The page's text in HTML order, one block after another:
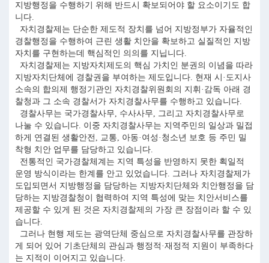
지방행정을 수행하기 위해 반드시 확보되어야 할 요소이기도 합
니다.
자치경찰제는 단순한 제도적 장치를 넘어 지방정부가 자율적인
경찰행정을 수행하여 근린 생활 치안을 확보하고 실질적인 지방
자치를 구현하는데 핵심적인 의의를 지닙니다.
자치경찰제는 지방자치제도의 핵심 가치인 분권의 이념을 따라
지방자치단체에 경찰권을 부여하는 제도입니다. 현재 시·도지사
소속의 합의제 행정기관인 자치경찰위원회의 지휘·감독 아래 경
찰청과 그 소속 경찰서가 자치경찰사무를 수행하고 있습니다.
경찰사무는 국가경찰사무, 수사사무, 그리고 자치경찰사무로
나눌 수 있습니다. 이중 자치경찰사무는 지역주민의 일상과 밀접
하게 연결된 생활안전, 교통, 아동·여성·청소년 보호 등 주민 밀
착형 치안 업무를 담당하고 있습니다.
전통적인 국가경찰체계는 지역 특성을 반영하지 못한 획일적
운영 방식이라는 한계를 안고 있었습니다. 그러나 자치경찰제가
도입되면서 지방행정을 담당하는 지방자치단체와 치안행정을 담
당하는 지방경찰청이 협력하여 지역 특성에 맞는 치안서비스를
제공할 수 있게 된 것은 자치경찰제의 가장 큰 장점이라 할 수 있
습니다.
그러나 현행 제도는 광역단체 중심으로 자치경찰사무를 관장하
게 되어 있어 기초단체의 관심과 행정적·재정적 지원이 부족하다
는 지적이 이어지고 있습니다.